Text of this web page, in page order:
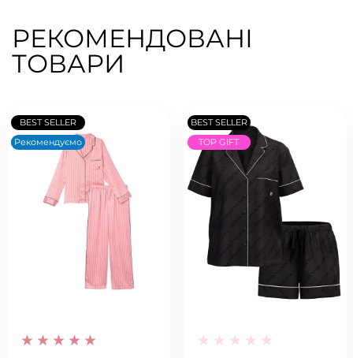
РЕКОМЕНДОВАНІ
ТОВАРИ
BEST SELLER
Рекомендуємо
BEST SELLER
TOP GIFT